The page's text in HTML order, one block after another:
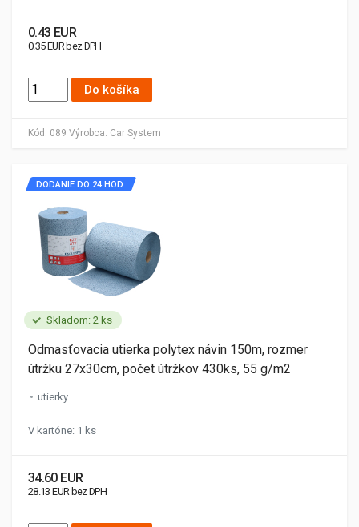
Kód: 089 Výrobca: Car System
0.43 EUR
0.35 EUR bez DPH
Do košíka
Skladom: 2 ks
DODANIE DO 24 HOD.
Odmasťovacia utierka polytex návin 150m, rozmer
útržku 27x30cm, počet útržkov 430ks, 55 g/m2
utierky
V kartóne: 1 ks
34.60 EUR
28.13 EUR bez DPH